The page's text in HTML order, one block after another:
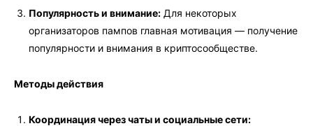
Популярность и внимание: Для некоторых
организаторов пампов главная мотивация — получение
популярности и внимания в криптосообществе.
Методы действия
Координация через чаты и социальные сети: